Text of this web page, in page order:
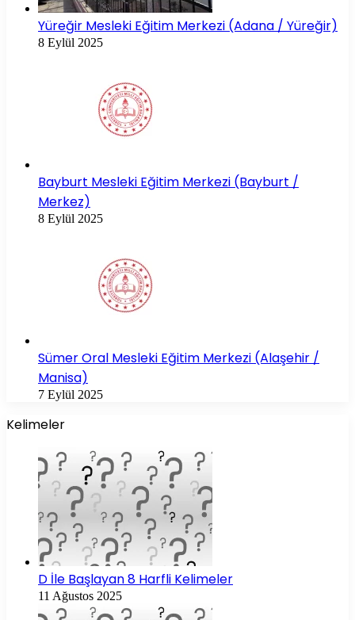
Yüreğir Mesleki Eğitim Merkezi (Adana / Yüreğir)
8 Eylül 2025
Bayburt Mesleki Eğitim Merkezi (Bayburt /
Merkez)
8 Eylül 2025
Sümer Oral Mesleki Eğitim Merkezi (Alaşehir /
Manisa)
7 Eylül 2025
Kelimeler
D İle Başlayan 8 Harfli Kelimeler
11 Ağustos 2025